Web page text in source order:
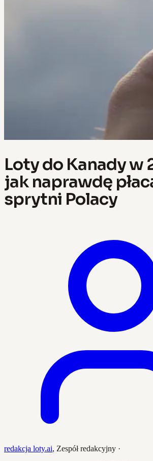
Loty do Kanady w
jak naprawdę
sprytni Polacy
redakcja loty.ai, Zespół redakcyjny ·